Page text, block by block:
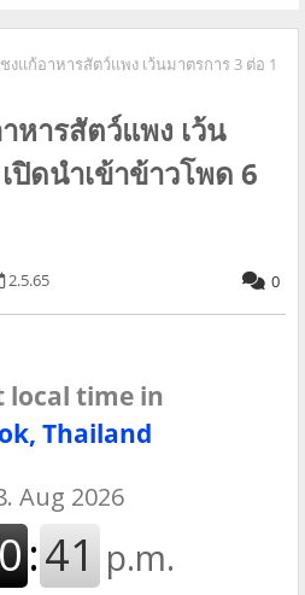
งแก้อาหารสัตว์แพง เว้นมาตรการ 3 ต่อ 1
หารสัตว์แพง เว้น
ปิดนำเข้าข้าวโพด 6
2.5.65 0
local time in
Thailand